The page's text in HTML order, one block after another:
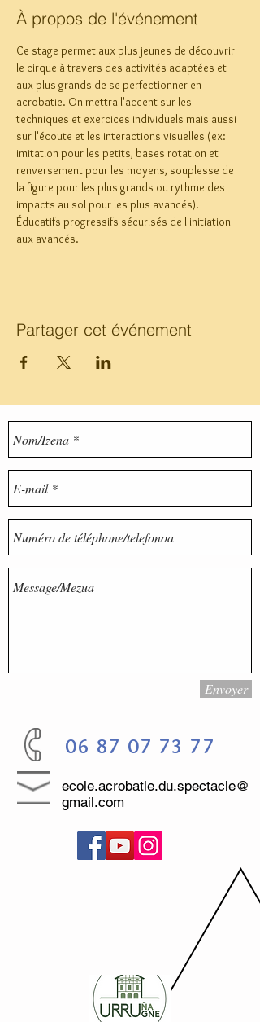
À propos de l'événement
Ce stage permet aux plus jeunes de découvrir
le cirque à travers des activités adaptées et
aux plus grands de se perfectionner en
acrobatie. On mettra l'accent sur les
techniques et exercices individuels mais aussi
sur l'écoute et les interactions visuelles (ex:
imitation pour les petits, bases rotation et
renversement pour les moyens, souplesse de
la figure pour les plus grands ou rythme des
impacts au sol pour les plus avancés).
Éducatifs progressifs sécurisés de l'initiation
aux avancés.
Partager cet événement
Envoyer
06 87 07 73 77
ecole.acrobatie.du.spectacle@
gmail.com